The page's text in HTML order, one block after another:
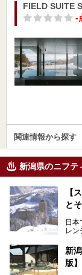
FIELD SUITE
-
関連情報から探す
新潟県のニフテ
【
と
日
レン
た全
など
とで
新
版】